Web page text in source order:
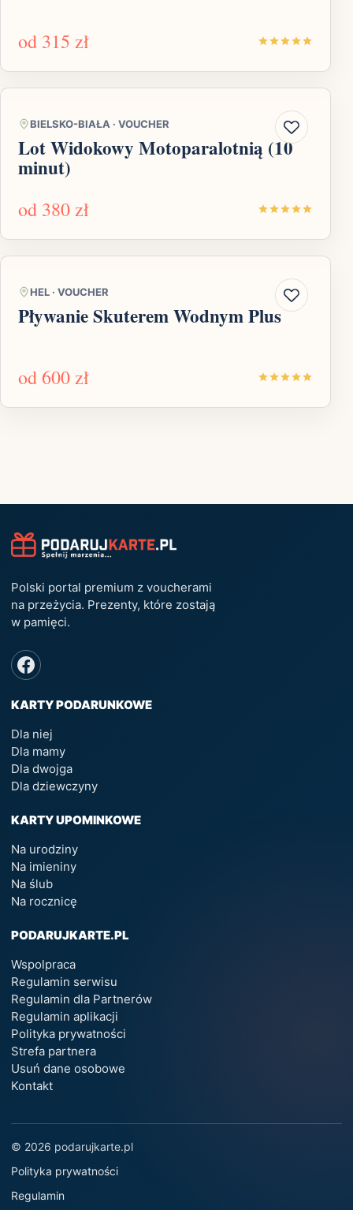
od 315 zł
BIELSKO-BIAŁA · VOUCHER
Lot Widokowy Motoparalotnią (10
minut)
od 380 zł
HEL · VOUCHER
Pływanie Skuterem Wodnym Plus
od600 zł
Polski portal premium z voucherami
na przeżycia. Prezenty, które zostają
w pamięci.
KARTY PODARUNKOWE
Dla niej
Dla mamy
Dla dwojga
Dla dziewczyny
KARTY UPOMINKOWE
Na urodziny
Na imieniny
Na ślub
Na rocznicę
PODARUJKARTE.PL
Wspolpraca
Regulamin serwisu
Regulamin dla Partnerów
Regulamin aplikacji
Polityka prywatności
Strefa partnera
Usuń dane osobowe
Kontakt
© 2026 podarujkarte.pl
Polityka prywatności
Regulamin